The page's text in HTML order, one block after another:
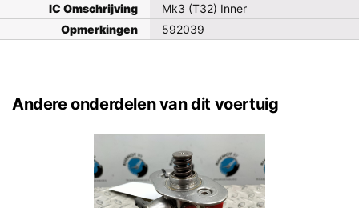
IC Omschrijving
Mk3 (T32) Inner
Opmerkingen
592039
Andere onderdelen van dit voertuig